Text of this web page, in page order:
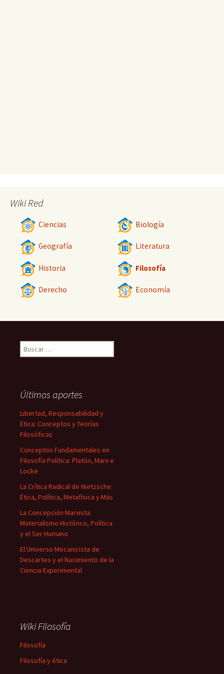
Wiki Red
Ciencias Biología
Geografía Literatura
Historia Filosofía
Derecho Economía
Buscar:
Últimos aportes
Libertad, Responsabilidad y
Ética: Conceptos y Teorías
Filosóficas
Conceptos Fundamentales en
Filosofía Política: Platón, Marx e
Locke
La Crítica Radical de Nietzsche:
Ética, Política, Metafísica y Más
La Concepción Marxista:
Materialismo Histórico, Política
y el Ser Humano
El Universo Mecanicista de
Descartes y el Nacimiento de la
Ciencia Experimental
Wiki Filosofía
Filosofía
Filosofía y ética